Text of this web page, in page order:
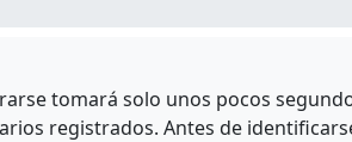
tomará solo unos pocos
registrados. Antes de